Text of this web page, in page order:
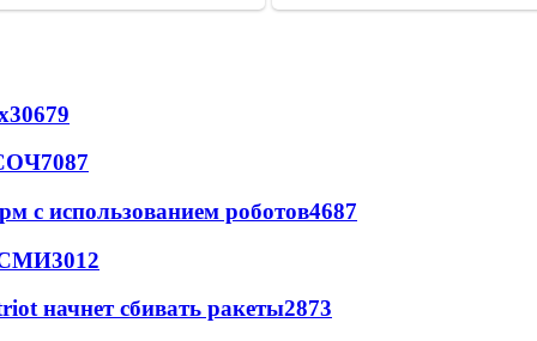
30679
7087
с использованием роботов4687
СМИ3012
начнет сбивать ракеты2873